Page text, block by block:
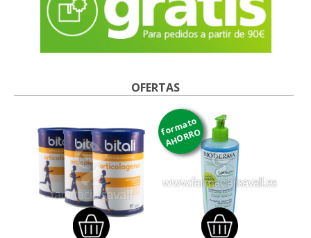
OFERTAS
formato
AHORRO